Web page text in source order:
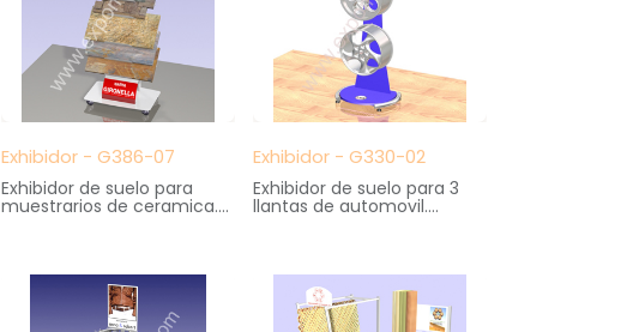
Exhibidor - G386-07
Exhibidor de suelo para
muestrarios de ceramica.
Medidas: 62 cm. ancho X
38 cm. fondo X 199 cm.
Exhibidor - G330-02
Exhibidor de suelo para 3
llantas de automovil.
43 cm. fondo X 200 cm.